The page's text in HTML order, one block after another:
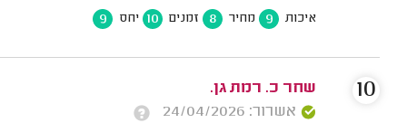
איכות 9 מחיר 8 זמנים 10 יחס 9
שחר כ. רמת גן.
אשרור: 24/04/2026
10